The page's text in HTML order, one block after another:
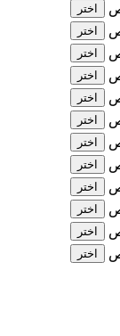
اختر
اختر
اختر
اختر
اختر
اختر
اختر
اختر
اختر
اختر
اختر
اختر